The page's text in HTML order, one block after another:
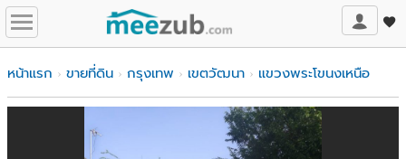
หน้าแรก ขายที่ดิน กรุงเทพ เขตวัฒนา แขวงพระโขนงเหนือ